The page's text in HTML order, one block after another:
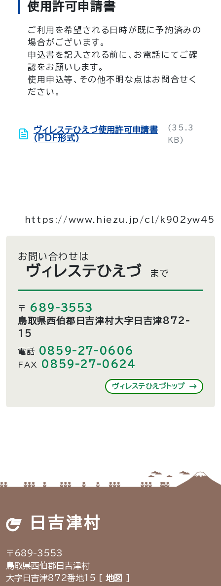
使用許可申請書
ご利用を希望される日時が既に予約済みの
場合がございます。
申込書を記入される前に、お電話にてご確
認をお願いします。
使用申込等、その他不明な点はお問合せく
ださい。
ヴィレステひえづ使用許可申請書
(PDF形式)
(35.3
KB)
https://www.hiezu.jp/cl/k902yw45
お問い合わせは
ヴィレステひえづ まで
〒 689-3553
鳥取県西伯郡日吉津村大字日吉津872-
15
電話 0859-27-0606
FAX 0859-27-0624
ヴィレステひえづトップ
日吉津村
〒689-3553
鳥取県西伯郡日吉津村
大字日吉津872番地15 [ 地図
]